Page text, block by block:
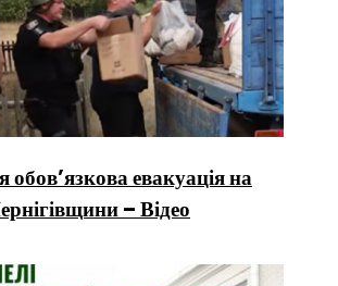
обов’язкова евакуація на
– Відео